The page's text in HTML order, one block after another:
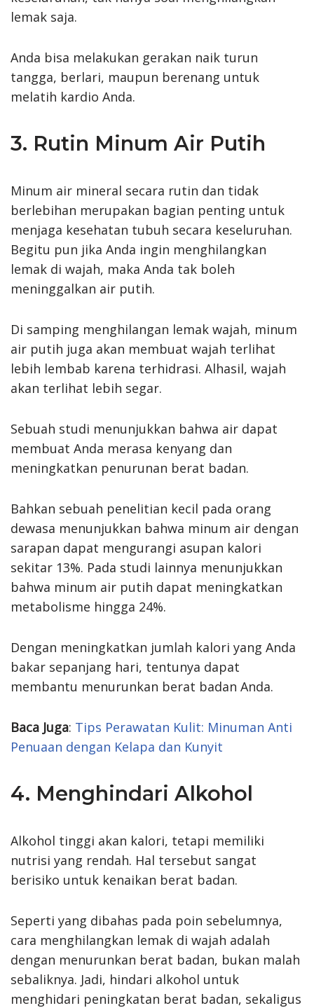
lemak saja.
Anda bisa melakukan gerakan naik turun
tangga, berlari, maupun berenang untuk
melatih kardio Anda.
3. Rutin Minum Air Putih
Minum air mineral secara rutin dan tidak
berlebihan merupakan bagian penting untuk
menjaga kesehatan tubuh secara keseluruhan.
Begitu pun jika Anda ingin menghilangkan
lemak di wajah, maka Anda tak boleh
meninggalkan air putih.
Di samping menghilangan lemak wajah, minum
air putih juga akan membuat wajah terlihat
lebih lembab karena terhidrasi. Alhasil, wajah
akan terlihat lebih segar.
Sebuah studi menunjukkan bahwa air dapat
membuat Anda merasa kenyang dan
meningkatkan penurunan berat badan.
Bahkan sebuah penelitian kecil pada orang
dewasa menunjukkan bahwa minum air dengan
sarapan dapat mengurangi asupan kalori
sekitar 13%. Pada studi lainnya menunjukkan
bahwa minum air putih dapat meningkatkan
metabolisme hingga 24%.
Dengan meningkatkan jumlah kalori yang Anda
bakar sepanjang hari, tentunya dapat
membantu menurunkan berat badan Anda.
Baca Juga: Tips Perawatan Kulit: Minuman Anti
Penuaan dengan Kelapa dan Kunyit
4. Menghindari Alkohol
Alkohol tinggi akan kalori, tetapi memiliki
nutrisi yang rendah. Hal tersebut sangat
berisiko untuk kenaikan berat badan.
Seperti yang dibahas pada poin sebelumnya,
cara menghilangkan lemak di wajah adalah
dengan menurunkan berat badan, bukan malah
sebaliknya. Jadi, hindari alkohol untuk
menghidari peningkatan berat badan, sekaligus